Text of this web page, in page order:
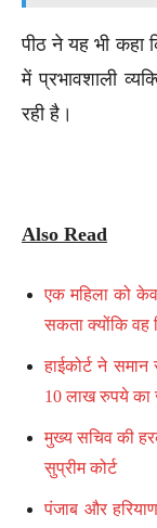
पीठ ने यह भी कहा
में प्रभावशाली
रही है।
Also Read
एक महिला को
सकता क्योंकि वह
हाईकोर्ट ने
10 लाख रुपये का
मुख्य सचिव की
सुप्रीम कोर्ट
पंजाब और